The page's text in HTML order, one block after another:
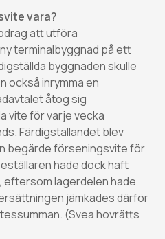
vara?
att utföra
terminalbyggnad på ett
byggnaden skulle
också inrymma en
åtog sig
vite för varje vecka
Färdigställandet blev
begärde förseningsvite för
hade dock haft
lagerdelen hade
jämkades därför
(Svea hovrätts